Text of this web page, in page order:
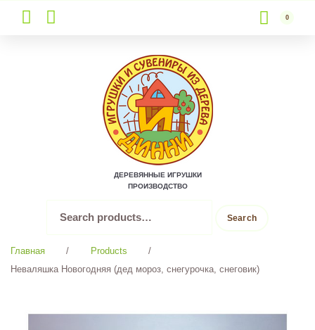
to
content
0
ДЕРЕВЯННЫЕ ИГРУШКИ
ПРОИЗВОДСТВО
for:
Search
Главная / Products
/
Неваляшка Новогодняя (дед мороз, снегурочка, снеговик)